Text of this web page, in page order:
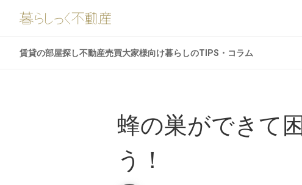
賃貸の部屋探し不動産売買大家様向け暮らしのTIPS・コラム
蜂の巣ができて
う！